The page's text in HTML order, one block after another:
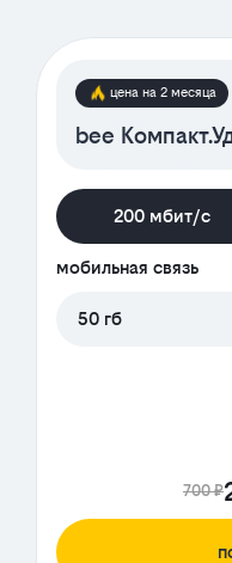
цена на 2 месяца
bee
200 мбит/с
мобильная связь
50 гб
700 ₽